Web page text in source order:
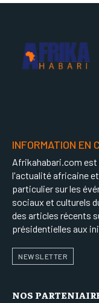
INFORMATION EN
Afrikahabari.com
l'actualité africaine
particulier sur les
sociaux et culturels
des articles récents
présidentielles aux
NEWSLETTER
NOS